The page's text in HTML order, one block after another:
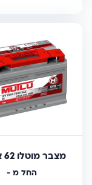
מצבר מוטלו 62 אמפר
החל מ -